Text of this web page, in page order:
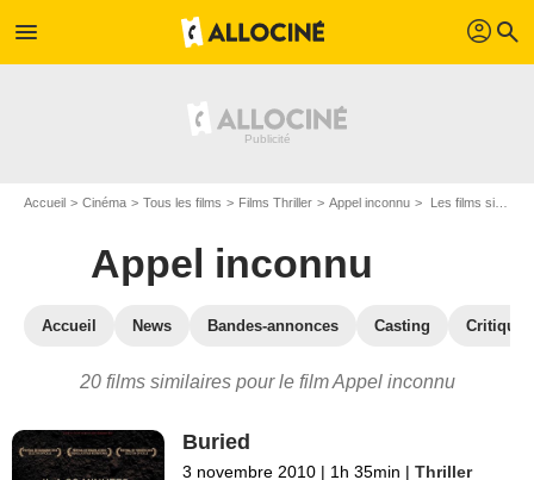
menu profil search
Accueil Cinéma Tous les films Films Thriller Appel inconnu Les films similaires à "Appel inconnu"
Appel inconnu
Accueil News Bandes-annonces Casting
20 films similaires pour le film Appel inconnu
Buried
3 novembre 2010 | 1h 35min | Thriller